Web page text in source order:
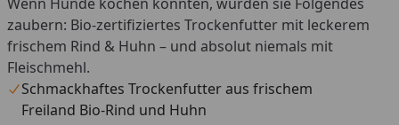
zaubern: Bio-zertifiziertes Trockenfutter mit leckerem
frischem Rind & Huhn – und absolut niemals mit
Fleischmehl.
Schmackhaftes Trockenfutter aus frischem
Freiland Bio-Rind und Huhn